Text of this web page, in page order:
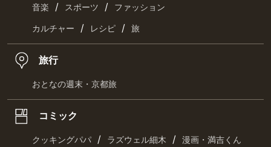
音楽 / スポーツ / ファッション
カルチャー / レシピ / 旅
旅行
おとなの週末・京都旅
コミック
クッキングパパ / ラズウェル細木 / 漫画・満吉くん